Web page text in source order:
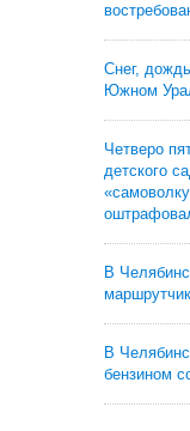
Снег,
Южном
Четверо
детского
В
В
бензином